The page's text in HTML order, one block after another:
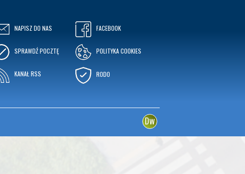
NAPISZ DO NAS
SPRAWDŹ POCZTĘ
KANAŁ RSS
FACEBOOK
POLITYKA COOKIES
RODO
Dw